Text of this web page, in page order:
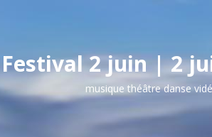
Festival 2 juin | 2
musique théâtre danse